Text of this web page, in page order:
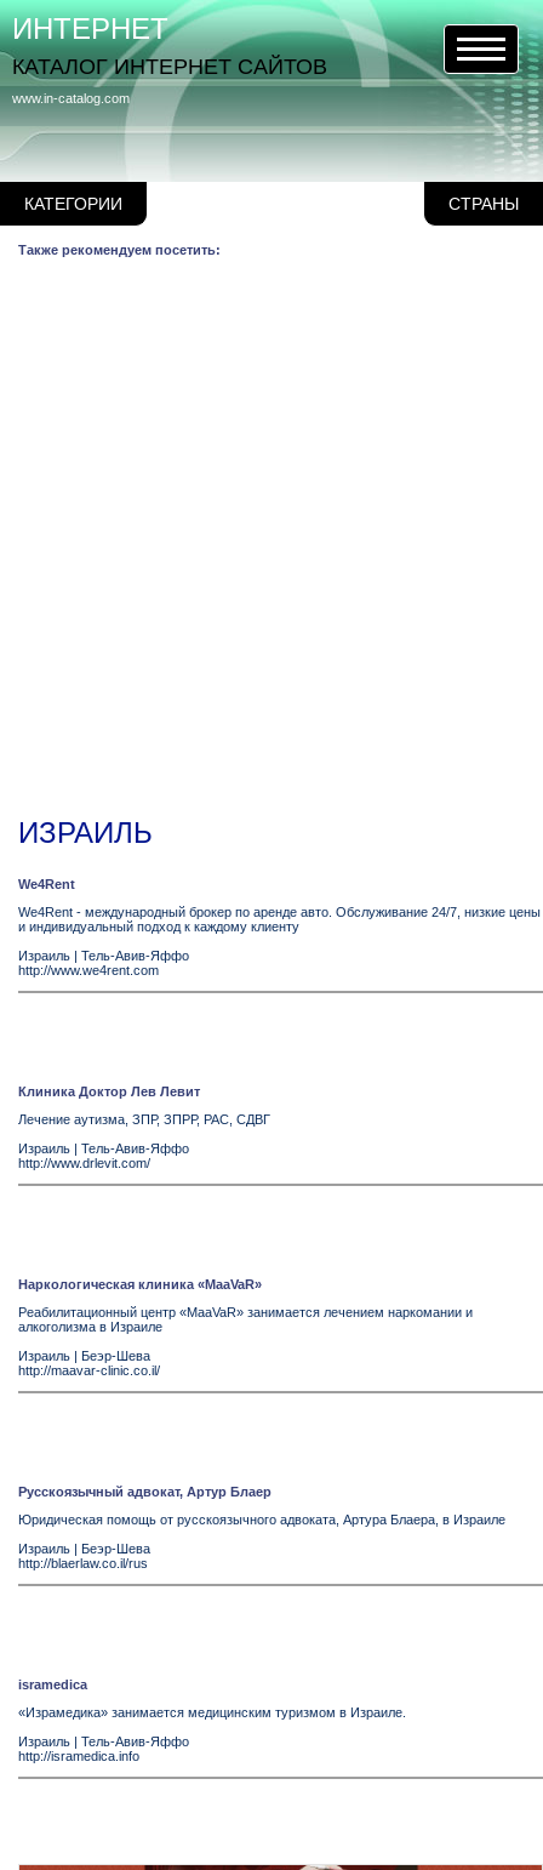
КАТЕГОРИИ СТРАНЫ
www.in-catalog.com
ИНТЕРНЕТ
КАТАЛОГ ИНТЕРНЕТ САЙТОВ
Также рекомендуем посетить:
ИЗРАИЛЬ
We4Rent
We4Rent - международный брокер по аренде авто. Обслуживание 24/7, низкие цены
и индивидуальный подход к каждому клиенту
Израиль | Тель-Авив-Яффо
http://www.we4rent.com
Клиника Доктор Лев Левит
Лечение аутизма, ЗПР, ЗПРР, РАС, СДВГ
Израиль | Тель-Авив-Яффо
http://www.drlevit.com/
Наркологическая клиника «MaaVaR»
Реабилитационный центр «MaaVaR» занимается лечением наркомании и
алкоголизма в Израиле
Израиль | Беэр-Шева
http://maavar-clinic.co.il/
Русскоязычный адвокат, Артур Блаер
Юридическая помощь от русскоязычного адвоката, Артура Блаера, в Израиле
Израиль | Беэр-Шева
http://blaerlaw.co.il/rus
isramedica
«Израмедика» занимается медицинским туризмом в Израиле.
Израиль | Тель-Авив-Яффо
http://isramedica.info